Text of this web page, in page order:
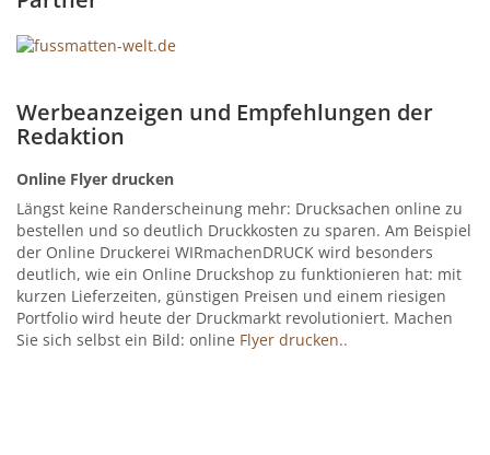
Werbeanzeigen und Empfehlungen der
Redaktion
Online Flyer drucken
Längst keine Randerscheinung mehr: Drucksachen online zu
bestellen und so deutlich Druckkosten zu sparen. Am Beispiel
der Online Druckerei WIRmachenDRUCK wird besonders
deutlich, wie ein Online Druckshop zu funktionieren hat: mit
kurzen Lieferzeiten, günstigen Preisen und einem riesigen
Portfolio wird heute der Druckmarkt revolutioniert. Machen
Sie sich selbst ein Bild: online Flyer drucken..